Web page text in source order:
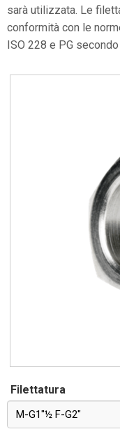
sarà utilizzata. Le
conformità con le
ISO 228 e PG
Filettatura
M-G1"½ F-G2"